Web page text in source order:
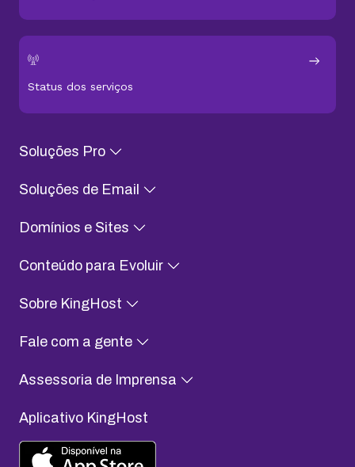
Status dos serviços
Soluções Pro
Soluções de Email
Domínios e Sites
Conteúdo para Evoluir
Sobre KingHost
Fale com a gente
Assessoria de Imprensa
Aplicativo KingHost